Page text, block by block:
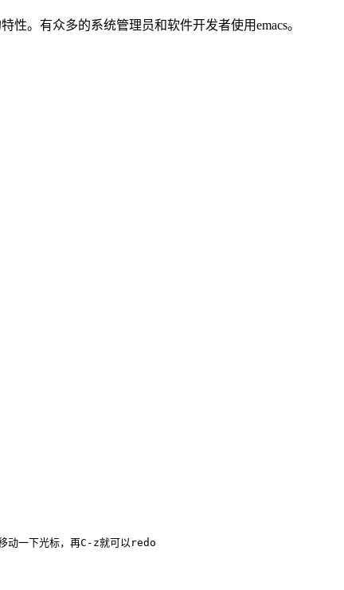
。有众多的系统管理员和软件开发者使用emacs。
动一下光标，再C-z就可以redo